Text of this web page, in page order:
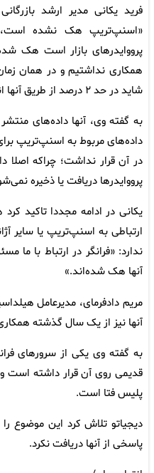
فرید یکانی مدیر ارشد
«اسنپ‌تریپ هک نشده است،
پرووایدرهای بازار است هک
همکاری نداشتیم و در همان
شاید در حد ۲ درصد از طریق آنها انجام می‌شد.»
به گفته وی، آنها داده‌های
در آن قرار نداشت؛ چراکه
پرووایدرها دریافت یا ذخیره
یکانی در ادامه مجددا تاکید
ارتباطی به اسنپ‌تریپ یا سایر
ندارد: «فرانگر در ارتباط با ما
آنها هک شده‌اند.»
مریم دادفرمای، مدیرعامل
آنها نیز از یک سال گذشته
به گفته وی یکی از سرورهای
قدیمی روی آن قرار داشته است و
پلیس فتا است.
دیجیاتو تلاش کرد این موضوع را
پاسخی از آنها دریافت نکرد.